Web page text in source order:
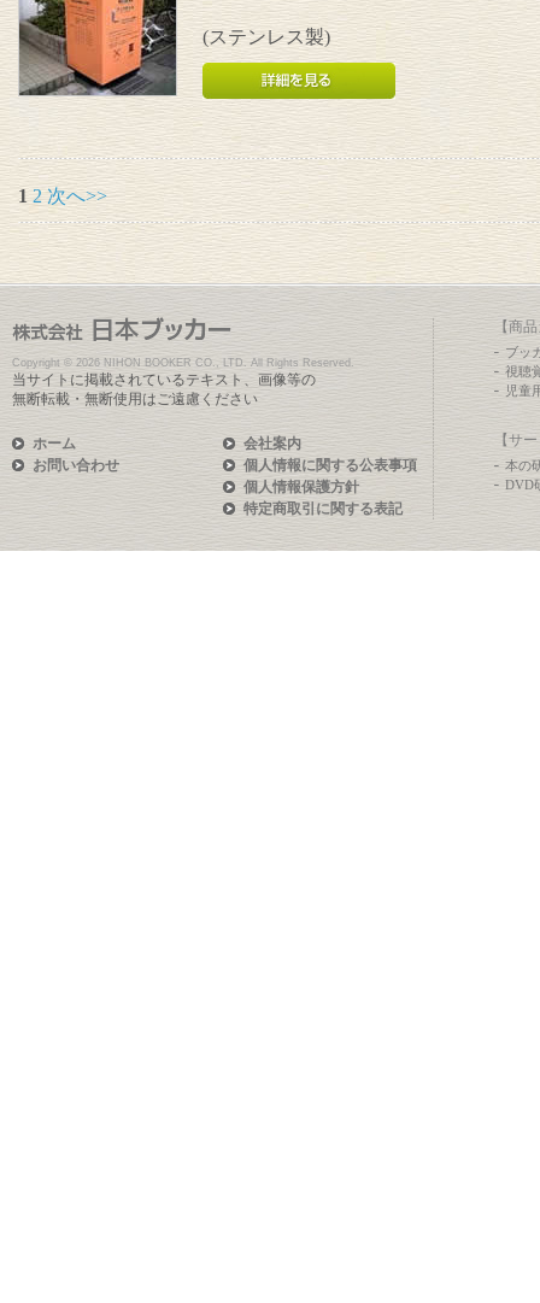
(ステンレス製)
1 2 次へ>>
Copyright © 2026 NIHON BOOKER CO., LTD. All Rights Reserved.
当サイトに掲載されているテキスト、画像等の
無断転載・無断使用はご遠慮ください
ホーム
お問い合わせ
会社案内
個人情報に関する公表事項
個人情報保護方針
特定商取引に関する表記
【商
ブッ
視聴
児童
【サ
本の
DVD